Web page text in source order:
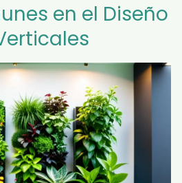
en el Diseño